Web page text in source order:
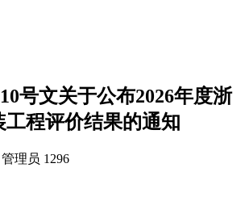
号文关于公布2026年度浙
程评价结果的通知
管理员 1296